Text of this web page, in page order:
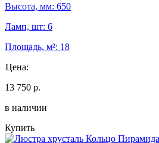
Высота, мм: 650
Ламп, шт: 6
Площадь, м²: 18
Цена:
13 750 р.
в наличии
Купить